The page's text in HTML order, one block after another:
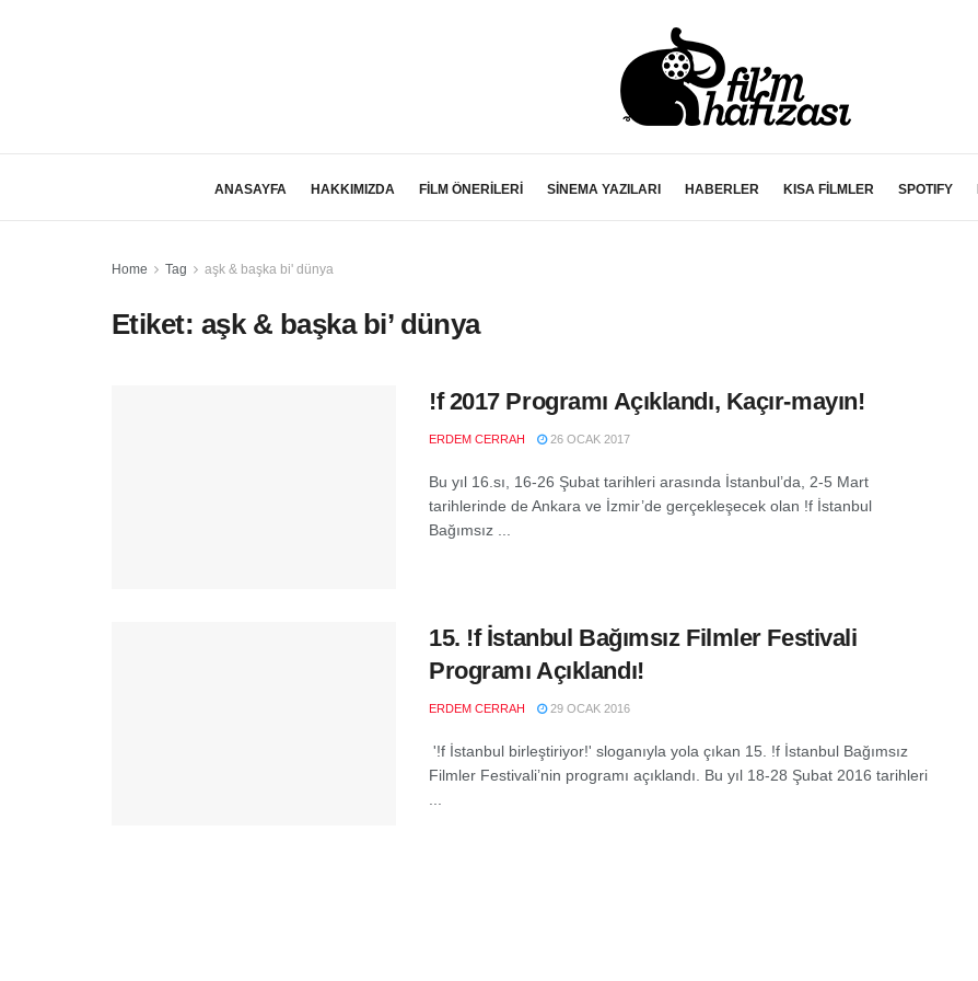
ANASAYFA HAKKIMIZDA FİLM ÖNERİLERİ SİNEMA YAZILARI HABERLER KISA FİLMLER SPOTIFY
Home Tag aşk & başka bi' dünya
Etiket: aşk & başka bi’ dünya
!f 2017 Programı Açıklandı, Kaçır-mayın!
ERDEM CERRAH 26 OCAK 2017
Bu yıl 16.sı, 16-26 Şubat tarihleri arasında İstanbul’da, 2-5 Mart
tarihlerinde de Ankara ve İzmir’de gerçekleşecek olan !f İstanbul
Bağımsız ...
15. !f İstanbul Bağımsız Filmler Festivali
Programı Açıklandı!
ERDEM CERRAH 29 OCAK 2016
'!f İstanbul birleştiriyor!' sloganıyla yola çıkan 15. !f İstanbul Bağımsız
Filmler Festivali’nin programı açıklandı. Bu yıl 18-28 Şubat 2016 tarihleri